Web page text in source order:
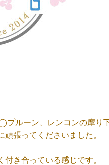
ルーン、レンコンの摩り
張ってくださいました。
き合っている感じです。